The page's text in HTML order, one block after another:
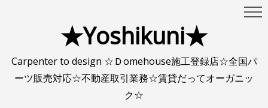
★Yoshikuni★
Carpenter to design ☆Ｄomehouse施工登録店☆全国パ
ーツ販売対応☆不動産取引業務☆賃貸だってオーガニッ
ク☆